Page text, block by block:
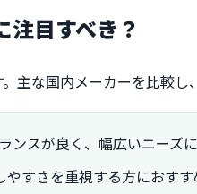
注目すべき？
主な国内メーカーを比較し
ンスが良く、幅広いニーズ
すさを重視する方におすす